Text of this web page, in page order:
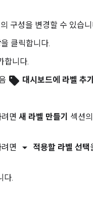
구성을 변경할 수 있습니
을 클릭합니다.
합니다.
sell 대시보드에 라벨 추
면 새 라벨 만들기
섹션
면
arrow_drop_down 적용할 라벨 선택
다.